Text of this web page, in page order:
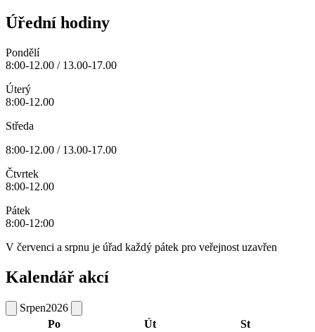
Úřední hodiny
Pondělí
8:00-12.00 / 13.00-17.00
Úterý
8:00-12.00
Středa
8:00-12.00 / 13.00-17.00
Čtvrtek
8:00-12.00
Pátek
8:00-12:00
V červenci a srpnu je úřad každý pátek pro veřejnost uzavřen
Kalendář akcí
Srpen2026
Po
Út
St